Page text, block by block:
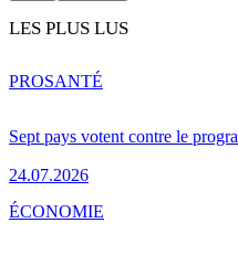
LES PLUS LUS
Sept pays votent contre le
24.07.2026
PROSANTÉ
ÉCONOMIE